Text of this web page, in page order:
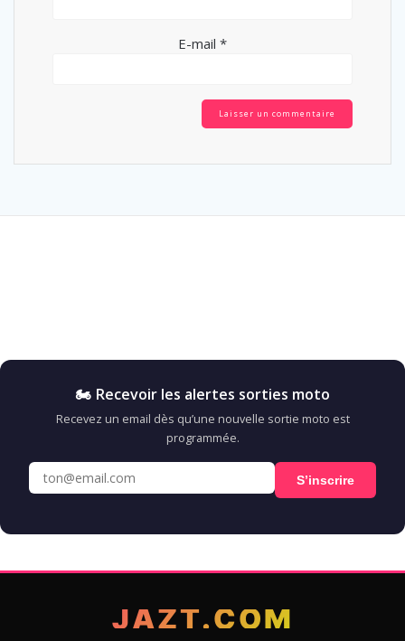
E-mail *
🏍️ Recevoir les alertes sorties moto
Recevez un email dès qu’une nouvelle sortie moto est
programmée.
S’inscrire
JAZT.COM